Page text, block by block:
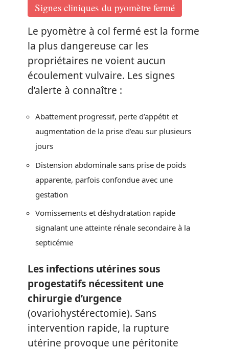
Signes cliniques du pyomètre fermé
Le pyomètre à col fermé est la forme
la plus dangereuse car les
propriétaires ne voient aucun
écoulement vulvaire. Les signes
d’alerte à connaître :
Abattement progressif, perte d’appétit et
augmentation de la prise d’eau sur plusieurs
jours
Distension abdominale sans prise de poids
apparente, parfois confondue avec une
gestation
Vomissements et déshydratation rapide
signalant une atteinte rénale secondaire à la
septicémie
Les infections utérines sous
progestatifs nécessitent une
chirurgie d’urgence
(ovariohystérectomie). Sans
intervention rapide, la rupture
utérine provoque une péritonite